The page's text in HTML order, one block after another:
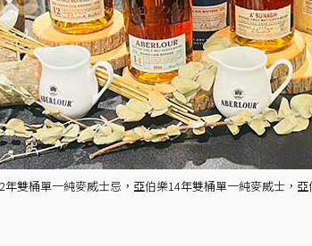
年雙桶單一純麥威士忌，亞伯樂14年雙桶單一純麥威士，